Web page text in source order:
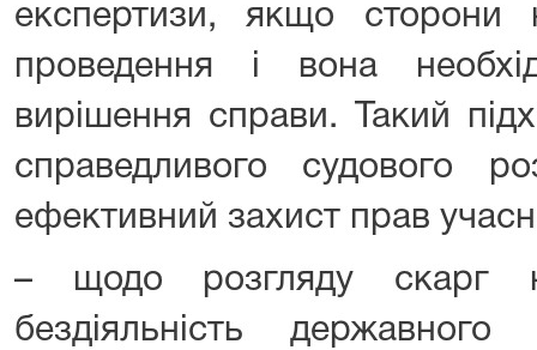
експертизи, якщо сторони
проведення і вона
вирішення справи. Такий
справедливого судового
ефективний захист прав
– щодо розгляду скарг
бездіяльність